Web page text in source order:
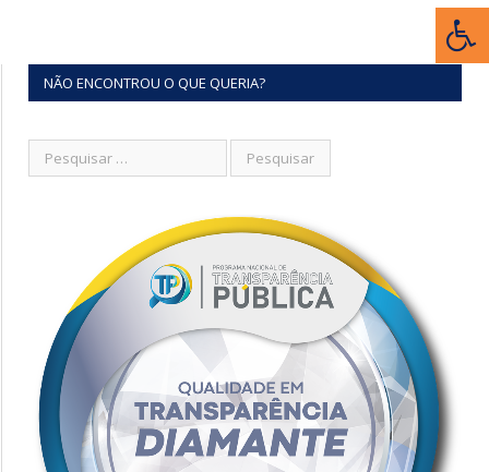
NÃO ENCONTROU O QUE QUERIA?